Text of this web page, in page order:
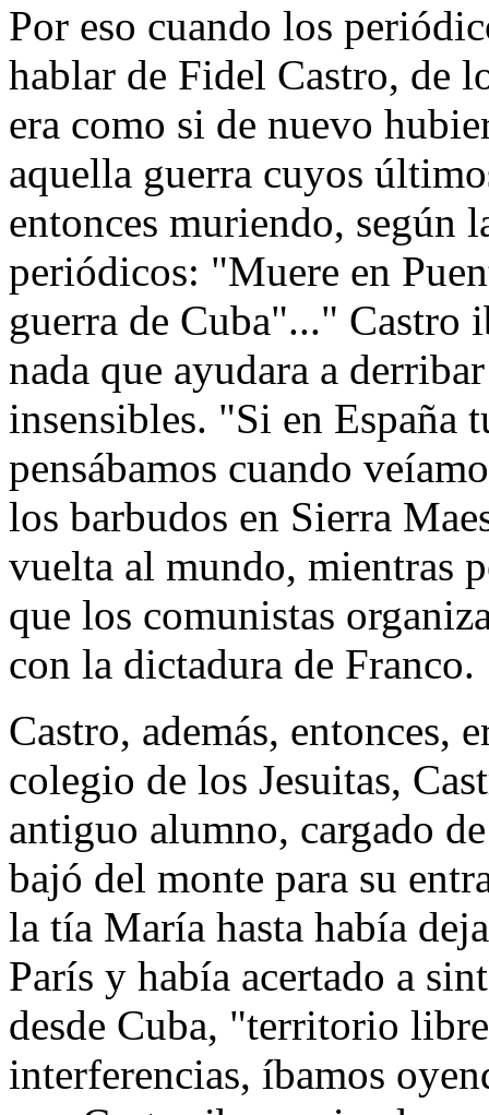
Por eso cuando los
hablar de Fidel Castro, de
era como si de nuevo
aquella guerra cuyos
entonces muriendo, según
periódicos: "Muere en
guerra de Cuba"..." Castro
nada que ayudara a
insensibles. "Si en España
pensábamos cuando
los barbudos en Sierra
vuelta al mundo, mientras
que los comunistas
con la dictadura de Franco.
Castro, además, entonces,
colegio de los Jesuitas,
antiguo alumno, cargado
bajó del monte para su
la tía María hasta había
París y había acertado a
desde Cuba, "territorio
interferencias, íbamos